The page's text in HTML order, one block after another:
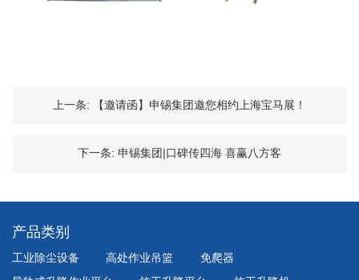
上一条: 【邀请函】申锡集团邀您相约上海宝马展！
下一条: 申锡集团|口碑传四海 喜赢八方客
产品类别
工业除尘设备 高处作业吊篮
免爬器